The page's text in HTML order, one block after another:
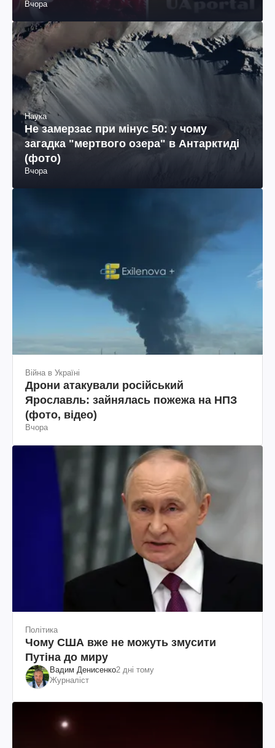
Вчора
Наука
Не замерзає при мінус 50: у чому
загадка "мертвого озера" в Антарктиді
(фото)
Вчора
Війна в Україні
Дрони атакували російський
Ярославль: зайнялась пожежа на НПЗ
(фото, відео)
Вчора
Політика
Чому США вже не можуть змусити
Путіна до миру
Вадим Денисенко2 дні тому
Журналіст